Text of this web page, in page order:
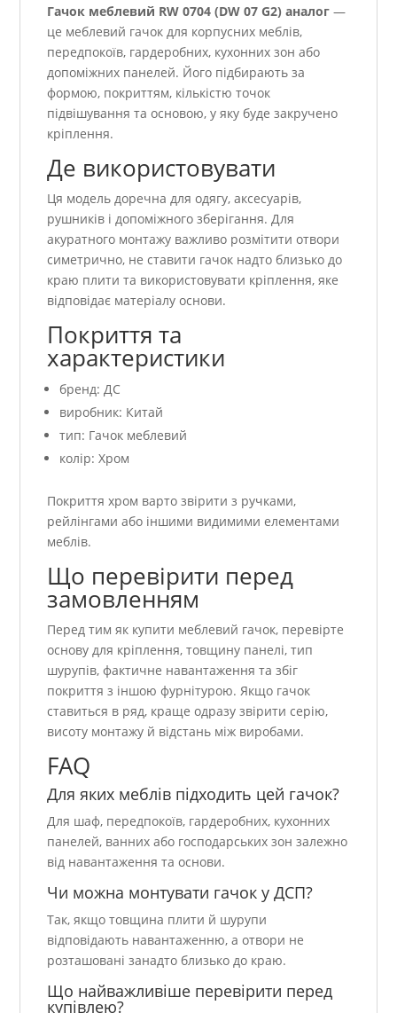
Гачок меблевий RW 0704 (DW 07 G2) аналог —
це меблевий гачок для корпусних меблів,
передпокоїв, гардеробних, кухонних зон або
допоміжних панелей. Його підбирають за
формою, покриттям, кількістю точок
підвішування та основою, у яку буде закручено
кріплення.
Де використовувати
Ця модель доречна для одягу, аксесуарів,
рушників і допоміжного зберігання. Для
акуратного монтажу важливо розмітити отвори
симетрично, не ставити гачок надто близько до
краю плити та використовувати кріплення, яке
відповідає матеріалу основи.
Покриття та
характеристики
бренд: ДС
виробник: Китай
тип: Гачок меблевий
колір: Хром
Покриття хром варто звірити з ручками,
рейлінгами або іншими видимими елементами
меблів.
Що перевірити перед
замовленням
Перед тим як купити меблевий гачок, перевірте
основу для кріплення, товщину панелі, тип
шурупів, фактичне навантаження та збіг
покриття з іншою фурнітурою. Якщо гачок
ставиться в ряд, краще одразу звірити серію,
висоту монтажу й відстань між виробами.
FAQ
Для яких меблів підходить цей гачок?
Для шаф, передпокоїв, гардеробних, кухонних
панелей, ванних або господарських зон залежно
від навантаження та основи.
Чи можна монтувати гачок у ДСП?
Так, якщо товщина плити й шурупи
відповідають навантаженню, а отвори не
розташовані занадто близько до краю.
Що найважливіше перевірити перед
купівлею?